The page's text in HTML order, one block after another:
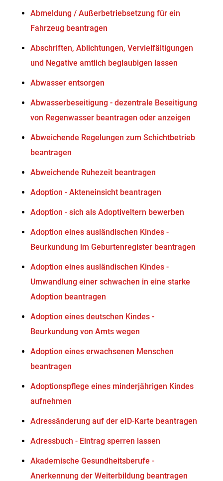
Abmeldung / Außerbetriebsetzung für ein
Fahrzeug beantragen
Abschriften, Ablichtungen, Vervielfältigungen
und Negative amtlich beglaubigen lassen
Abwasser entsorgen
Abwasserbeseitigung - dezentrale Beseitigung
von Regenwasser beantragen oder anzeigen
Abweichende Regelungen zum Schichtbetrieb
beantragen
Abweichende Ruhezeit beantragen
Adoption - Akteneinsicht beantragen
Adoption - sich als Adoptiveltern bewerben
Adoption eines ausländischen Kindes -
Beurkundung im Geburtenregister beantragen
Adoption eines ausländischen Kindes -
Umwandlung einer schwachen in eine starke
Adoption beantragen
Adoption eines deutschen Kindes -
Beurkundung von Amts wegen
Adoption eines erwachsenen Menschen
beantragen
Adoptionspflege eines minderjährigen Kindes
aufnehmen
Adressänderung auf der eID-Karte beantragen
Adressbuch - Eintrag sperren lassen
Akademische Gesundheitsberufe -
Anerkennung der Weiterbildung beantragen